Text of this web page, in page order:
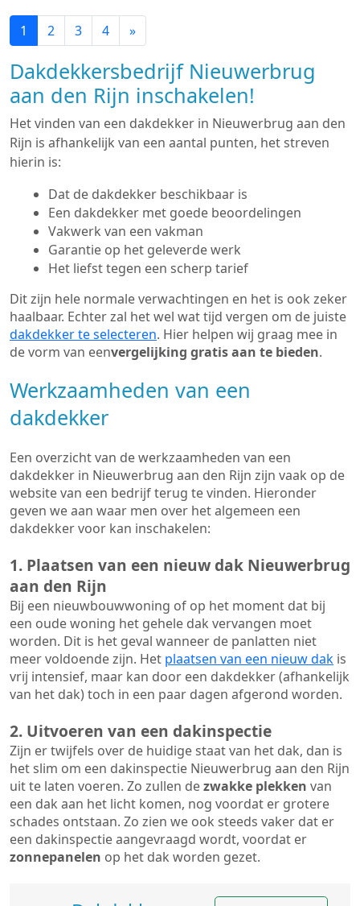
1 2 3 4 »
Dakdekkersbedrijf Nieuwerbrug
aan den Rijn inschakelen!
Het vinden van een dakdekker in Nieuwerbrug aan den
Rijn is afhankelijk van een aantal punten, het streven
hierin is:
Dat de dakdekker beschikbaar is
Een dakdekker met goede beoordelingen
Vakwerk van een vakman
Garantie op het geleverde werk
Het liefst tegen een scherp tarief
Dit zijn hele normale verwachtingen en het is ook zeker
haalbaar. Echter zal het wel wat tijd vergen om de juiste
dakdekker te selecteren. Hier helpen wij graag mee in
de vorm van eenvergelijking gratis aan te bieden.
Werkzaamheden van een
dakdekker
Een overzicht van de werkzaamheden van een
dakdekker in Nieuwerbrug aan den Rijn zijn vaak op de
website van een bedrijf terug te vinden. Hieronder
geven we aan waar men over het algemeen een
dakdekker voor kan inschakelen:
1. Plaatsen van een nieuw dak Nieuwerbrug
aan den Rijn
Bij een nieuwbouwwoning of op het moment dat bij
een oude woning het gehele dak vervangen moet
worden. Dit is het geval wanneer de panlatten niet
meer voldoende zijn. Het plaatsen van een nieuw dak is
vrij intensief, maar kan door een dakdekker (afhankelijk
van het dak) toch in een paar dagen afgerond worden.
2. Uitvoeren van een dakinspectie
Zijn er twijfels over de huidige staat van het dak, dan is
het slim om een dakinspectie Nieuwerbrug aan den Rijn
uit te laten voeren. Zo zullen dezwakke plekken van
een dak aan het licht komen, nog voordat er grotere
schades ontstaan. Zo zien we ook steeds vaker dat er
een dakinspectie aangevraagd wordt, voordat er
zonnepanelen op het dak worden gezet.